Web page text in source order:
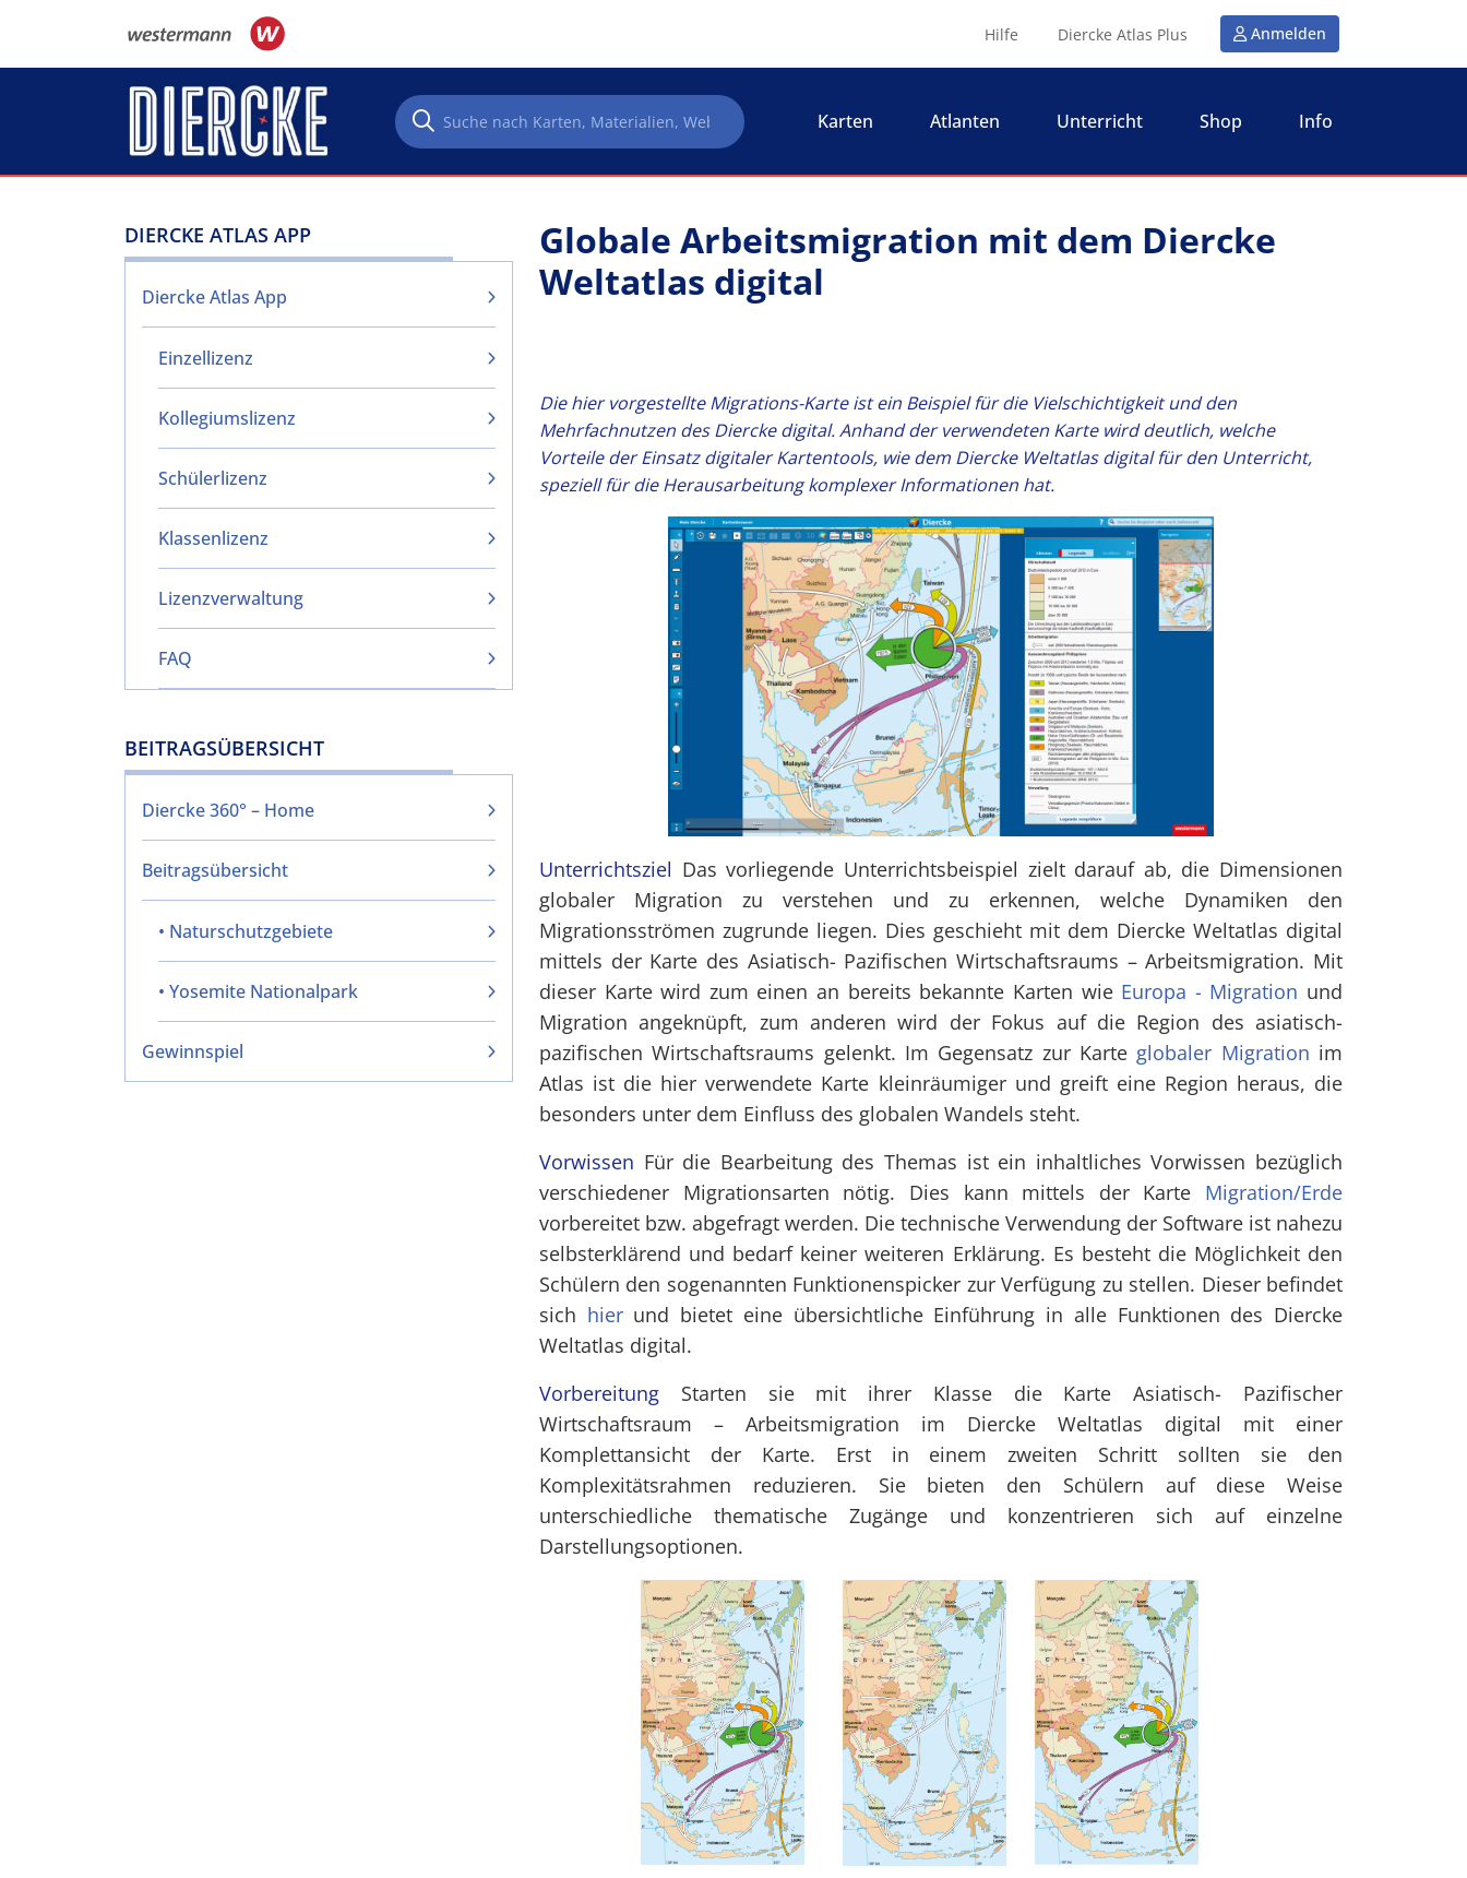
Hilfe Diercke Atlas Plus Anmelden
Karten Atlanten Unterricht Shop Info
DIERCKE ATLAS APP
Diercke Atlas App
Einzellizenz
Kollegiumslizenz
Schülerlizenz
Klassenlizenz
Lizenzverwaltung
FAQ
BEITRAGSÜBERSICHT
Diercke 360° – Home
Beitragsübersicht
• Naturschutzgebiete
• Yosemite Nationalpark
Gewinnspiel
Globale Arbeitsmigration mit dem Diercke
Weltatlas digital
Die hier vorgestellte Migrations-Karte ist ein Beispiel für die Vielschichtigkeit und den
Mehrfachnutzen des Diercke digital. Anhand der verwendeten Karte wird deutlich, welche
Vorteile der Einsatz digitaler Kartentools, wie dem Diercke Weltatlas digital für den Unterricht,
speziell für die Herausarbeitung komplexer Informationen hat.
Unterrichtsziel Das vorliegende Unterrichtsbeispiel zielt darauf ab, die Dimensionen
globaler Migration zu verstehen und zu erkennen, welche Dynamiken den
Migrationsströmen zugrunde liegen. Dies geschieht mit dem Diercke Weltatlas digital
mittels der Karte des Asiatisch- Pazifischen Wirtschaftsraums – Arbeitsmigration. Mit
dieser Karte wird zum einen an bereits bekannte Karten wie Europa - Migration und
Migration angeknüpft, zum anderen wird der Fokus auf die Region des asiatisch-
pazifischen Wirtschaftsraums gelenkt. Im Gegensatz zur Karte globaler Migration im
Atlas ist die hier verwendete Karte kleinräumiger und greift eine Region heraus, die
besonders unter dem Einfluss des globalen Wandels steht.
Vorwissen Für die Bearbeitung des Themas ist ein inhaltliches Vorwissen bezüglich
verschiedener Migrationsarten nötig. Dies kann mittels der Karte Migration/Erde
vorbereitet bzw. abgefragt werden. Die technische Verwendung der Software ist nahezu
selbsterklärend und bedarf keiner weiteren Erklärung. Es besteht die Möglichkeit den
Schülern den sogenannten Funktionenspicker zur Verfügung zu stellen. Dieser befindet
sich hier und bietet eine übersichtliche Einführung in alle Funktionen des Diercke
Weltatlas digital.
Vorbereitung Starten sie mit ihrer Klasse die Karte Asiatisch- Pazifischer
Wirtschaftsraum – Arbeitsmigration im Diercke Weltatlas digital mit einer
Komplettansicht der Karte. Erst in einem zweiten Schritt sollten sie den
Komplexitätsrahmen reduzieren. Sie bieten den Schülern auf diese Weise
unterschiedliche thematische Zugänge und konzentrieren sich auf einzelne
Darstellungsoptionen.